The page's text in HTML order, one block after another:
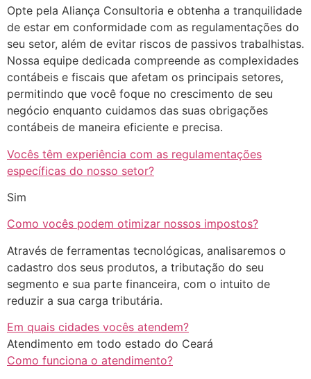
Opte pela Aliança Consultoria e obtenha a tranquilidade
de estar em conformidade com as regulamentações do
seu setor, além de evitar riscos de passivos trabalhistas.
Nossa equipe dedicada compreende as complexidades
contábeis e fiscais que afetam os principais setores,
permitindo que você foque no crescimento de seu
negócio enquanto cuidamos das suas obrigações
contábeis de maneira eficiente e precisa.
Vocês têm experiência com as regulamentações
específicas do nosso setor?
Sim
Como vocês podem otimizar nossos impostos?
Através de ferramentas tecnológicas, analisaremos o
cadastro dos seus produtos, a tributação do seu
segmento e sua parte financeira, com o intuito de
reduzir a sua carga tributária.
Em quais cidades vocês atendem?
Atendimento em todo estado do Ceará
Como funciona o atendimento?